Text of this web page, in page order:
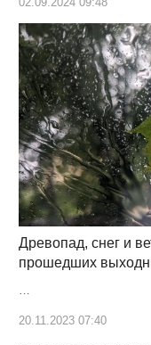
Древопад, снег и
прошедших
…
20.11.2023 07:40